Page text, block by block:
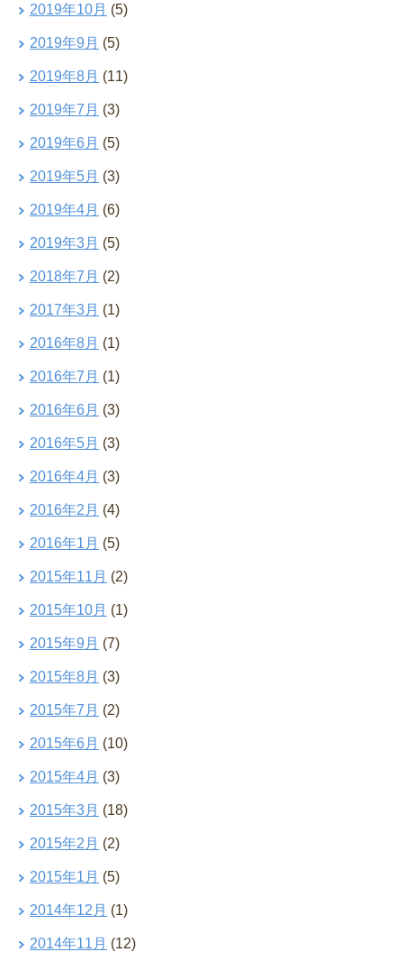
2019年10月 (5)
2019年9月 (5)
2019年8月 (11)
2019年7月 (3)
2019年6月 (5)
2019年5月 (3)
2019年4月 (6)
2019年3月 (5)
2018年7月 (2)
2017年3月 (1)
2016年8月 (1)
2016年7月 (1)
2016年6月 (3)
2016年5月 (3)
2016年4月 (3)
2016年2月 (4)
2016年1月 (5)
2015年11月 (2)
2015年10月 (1)
2015年9月 (7)
2015年8月 (3)
2015年7月 (2)
2015年6月 (10)
2015年4月 (3)
2015年3月 (18)
2015年2月 (2)
2015年1月 (5)
2014年12月 (1)
2014年11月 (12)